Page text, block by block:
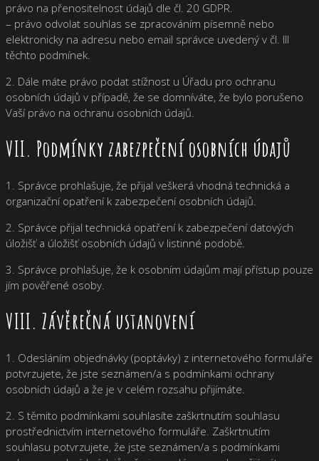
právo na přenositelnost údajů dle čl. 20 GDPR.
– právo odvolat souhlas se zpracováním písemně nebo
elektronicky na adresu nebo email správce uvedený v čl. III
těchto podmínek.
2. Dále máte právo podat stížnost u Úřadu pro ochranu
osobních údajů v případě, že se domníváte, že bylo porušeno
Vaší právo na ochranu osobních údajů.
VII. Podmínky zabezpečení osobních údajů
1. Správce prohlašuje, že přijal veškerá vhodná technická a
organizační opatření k zabezpečení osobních údajů.
2. Správce přijal technická opatření k zabezpečení datových
úložišť a úložišť osobních údajů v listinné podobě.
3. Správce prohlašuje, že k osobním údajům mají přístup pouze
jím pověřené osoby.
VIII. Závěrečná ustanovení
1. Odesláním objednávky (poptávky) z internetového formuláře
potvrzujete, že jste seznámen/a s podmínkami ochrany
osobních údajů a že je v celém rozsahu přijímáte.
2. S těmito podmínkami souhlasíte zaškrtnutím souhlasu
prostřednictvím internetového formuláře. Zaškrtnutím
souhlasu potvrzujete, že jste seznámen/a s podmínkami